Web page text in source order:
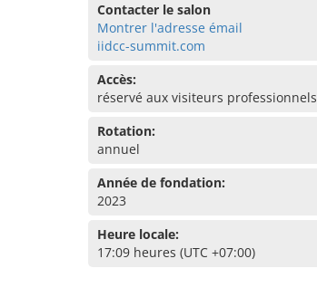
Contacter le salon
Montrer l'adresse émail
iidcc-summit.com
Accès:
réservé aux visiteurs professionnels
Rotation:
annuel
Année de fondation:
2023
Heure locale:
17:09 heures (UTC +07:00)